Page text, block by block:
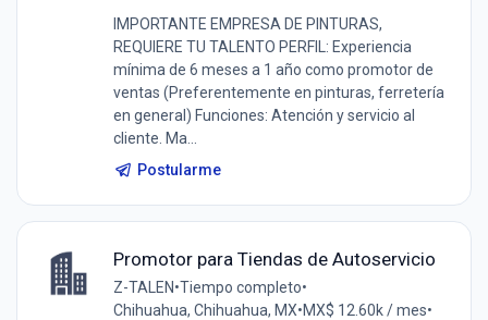
IMPORTANTE EMPRESA DE PINTURAS,
REQUIERE TU TALENTO PERFIL: Experiencia
mínima de 6 meses a 1 año como promotor de
ventas (Preferentemente en pinturas, ferretería
en general) Funciones: Atención y servicio al
cliente. Ma...
Postularme
Promotor para Tiendas de Autoservicio
Z-TALEN•Tiempo completo•
Chihuahua, Chihuahua, MX•MX$ 12.60k / mes•